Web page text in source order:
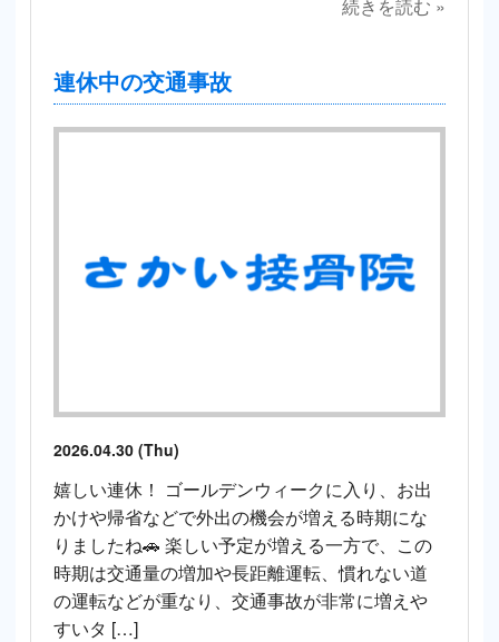
続きを読む »
連休中の交通事故
2026.04.30 (Thu)
嬉しい連休！ ゴールデンウィークに入り、お出
かけや帰省などで外出の機会が増える時期にな
りましたね🚗 楽しい予定が増える一方で、この
時期は交通量の増加や長距離運転、慣れない道
の運転などが重なり、交通事故が非常に増えや
すいタ […]